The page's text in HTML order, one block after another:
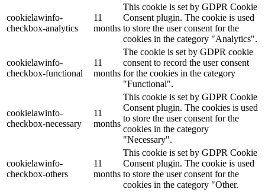
cookielawinfo-
checkbox-analytics
11
months
This cookie is set by GDPR Cookie
Consent plugin. The cookie is used
to store the user consent for the
cookies in the category "Analytics".
cookielawinfo-
checkbox-functional
11
months
The cookie is set by GDPR cookie
consent to record the user consent
for the cookies in the category
"Functional".
cookielawinfo-
checkbox-necessary
11
months
This cookie is set by GDPR Cookie
Consent plugin. The cookies is used
to store the user consent for the
cookies in the category
"Necessary".
cookielawinfo-
checkbox-others
11
months
This cookie is set by GDPR Cookie
Consent plugin. The cookie is used
to store the user consent for the
cookies in the category "Other.